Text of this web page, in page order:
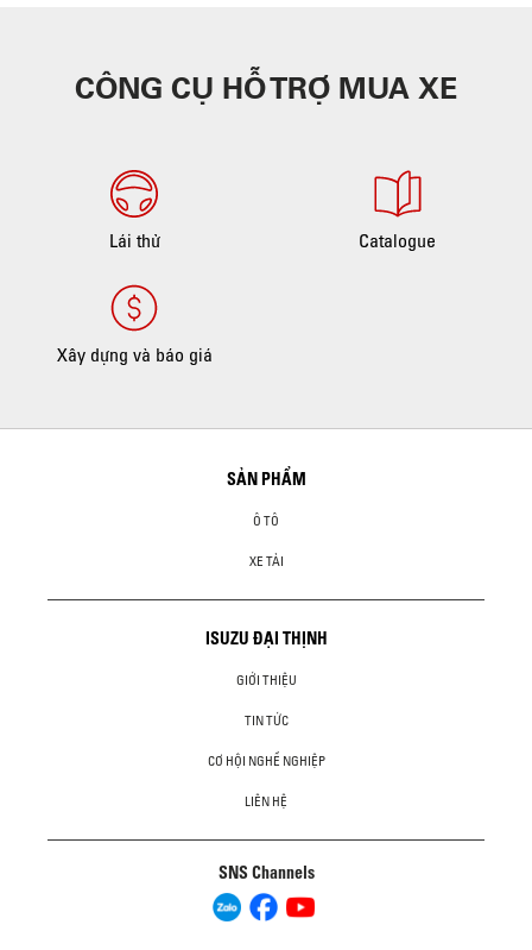
CÔNG CỤ HỖ TRỢ MUA XE
Lái thử Catalogue
Xây dựng và báo giá
SẢN PHẨM
Ô TÔ
XE TẢI
ISUZU ĐẠI THỊNH
GIỚI THIỆU
TIN TỨC
CƠ HỘI NGHỀ NGHIỆP
LIÊN HỆ
SNS Channels